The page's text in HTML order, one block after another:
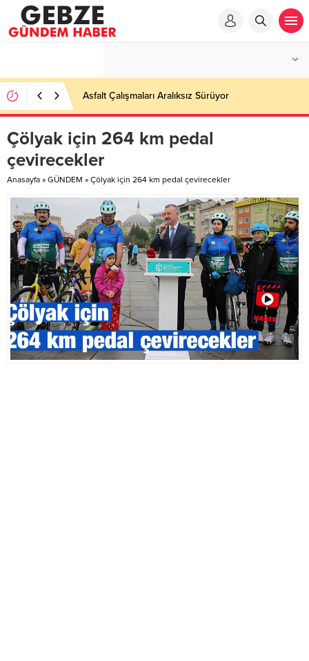
Ortaöğretime Geçiş Tercih ve Yerleştirme Kılavuzu
yayımlandı – Nefes Gazetesi – Kocaeli Haber
Çölyak için 264 km pedal
çevirecekler
Anasayfa » GÜNDEM » Çölyak için 264 km pedal çevirecekler